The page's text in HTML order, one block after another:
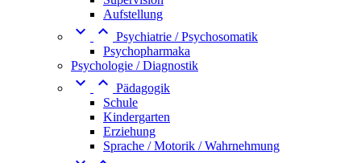
Aufstellung
  Psychiatrie / Psychosomatik
Psychopharmaka
Psychologie / Diagnostik
  Pädagogik
Schule
Kindergarten
Erziehung
Sprache / Motorik / Wahrnehmung